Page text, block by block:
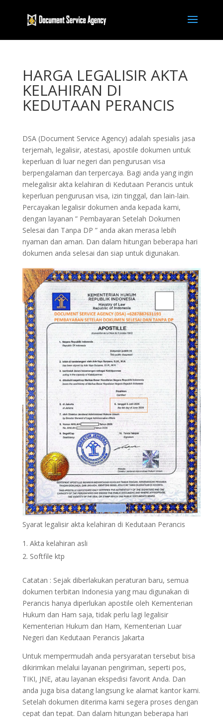
HARGA LEGALISIR AKTA
KELAHIRAN DI
KEDUTAAN PERANCIS
DSA (Document Service Agency) adalah spesialis jasa
terjemah, legalisir, atestasi, apostile dokumen untuk
keperluan di luar negeri dan pengurusan visa
berpengalaman dan terpercaya. Bagi anda yang ingin
melegalisir akta kelahiran di Kedutaan Perancis untuk
keperluan pengurusan visa, izin tinggal, dan lain-lain.
Percayakan legalisir dokumen anda kepada kami,
dengan layanan ” Pembayaran Setelah Dokumen
Selesai dan Tanpa DP ” anda akan merasa lebih
nyaman dan aman. Dan dalam hitungan beberapa hari
dokumen anda selesai dan siap untuk digunakan.
Syarat legalisir akta kelahiran di Kedutaan Perancis
Akta kelahiran asli
Softfile ktp
Catatan : Sejak diberlakukan peraturan baru, semua
dokumen terbitan Indonesia yang mau digunakan di
Perancis hanya diperlukan apostile oleh Kementerian
Hukum dan Ham saja, tidak perlu lagi legalisir
Kementerian Hukum dan Ham, Kementerian Luar
Negeri dan Kedutaan Perancis Jakarta
Untuk mempermudah anda persyaratan tersebut bisa
dikirimkan melalui layanan pengiriman, seperti pos,
TIKI, JNE, atau layanan ekspedisi favorit Anda. Dan
anda juga bisa datang langsung ke alamat kantor kami.
Setelah dokumen diterima kami segera proses dengan
cepat dan tepat. Dan dalam hitungan beberapa hari